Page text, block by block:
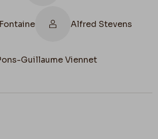
Alfred Stevens
Guillaume Viennet